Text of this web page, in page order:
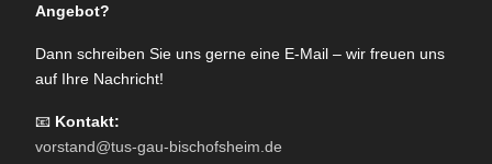
Angebot?
Dann schreiben Sie uns gerne eine E-Mail – wir freuen uns
auf Ihre Nachricht!
📧 Kontakt:
vorstand@tus-gau-bischofsheim.de